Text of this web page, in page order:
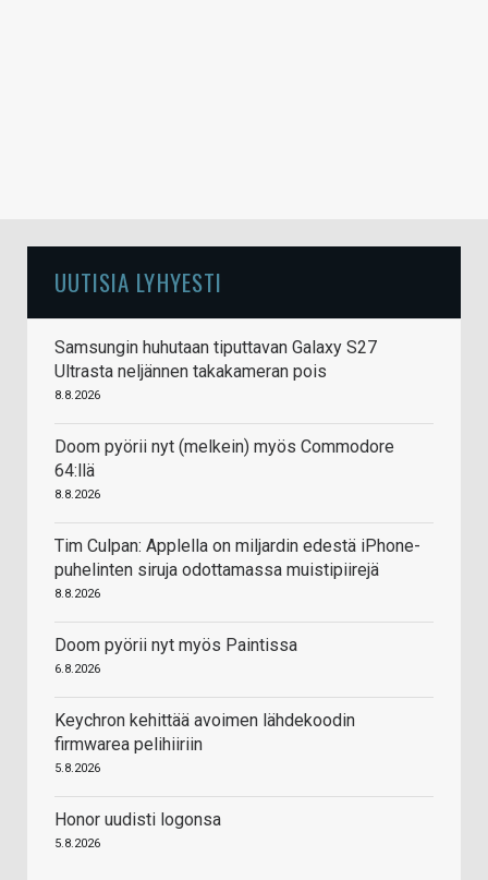
UUTISIA LYHYESTI
Samsungin huhutaan tiputtavan Galaxy S27
Ultrasta neljännen takakameran pois
8.8.2026
Doom pyörii nyt (melkein) myös Commodore
64:llä
8.8.2026
Tim Culpan: Applella on miljardin edestä iPhone-
puhelinten siruja odottamassa muistipiirejä
8.8.2026
Doom pyörii nyt myös Paintissa
6.8.2026
Keychron kehittää avoimen lähdekoodin
firmwarea pelihiiriin
5.8.2026
Honor uudisti logonsa
5.8.2026